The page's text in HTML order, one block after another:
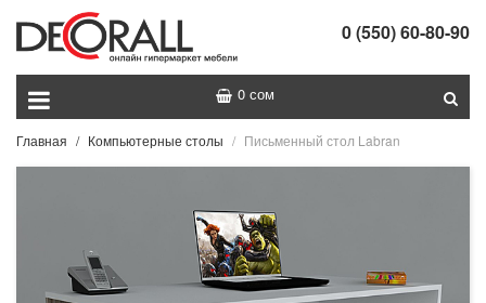
0 (550) 60-80-90
0 сом
Главная Компьютерные столы Письменный стол Labran